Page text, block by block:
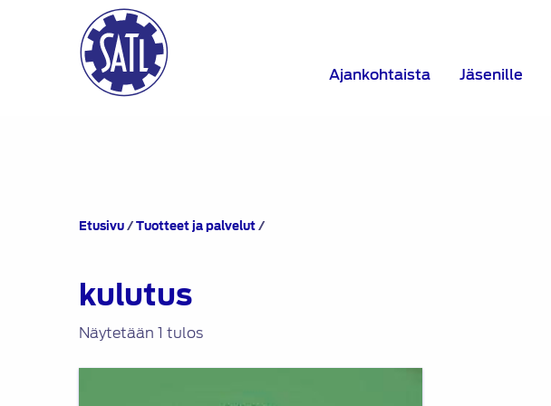
Ajankohtaista Jäsenille
Etusivu/Tuotteet ja palvelut/
kulutus
Näytetään 1 tulos